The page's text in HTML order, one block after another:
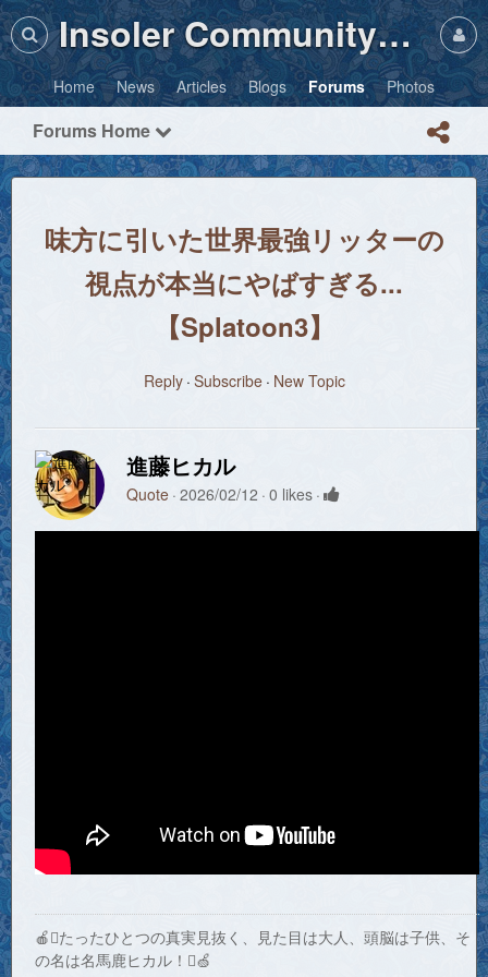
Insoler Community・Photos
Home News Articles Blogs Forums Photos
Forums Home
味方に引いた世界最強リッターの
視点が本当にやばすぎる...
【Splatoon3】
Reply Subscribe New Topic
進藤ヒカル
Quote 2026/02/12 0 likes
🍎たったひとつの真実見抜く、見た目は大人、頭脳は子供、そ
の名は名馬鹿ヒカル！🍏